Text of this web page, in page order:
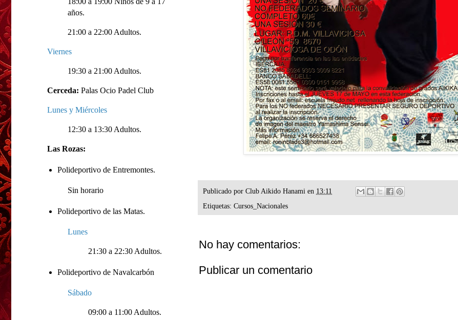
Publicado por Club Aikido Hanami en 13:11
Etiquetas: Cursos_Nacionales
No hay comentarios:
Publicar un comentario
años.
21:00 a 22:00 Adultos.
Viernes
19:30 a 21:00 Adultos.
Cerceda: Palas Ocio Padel Club
Lunes y Miércoles
12:30 a 13:30 Adultos.
Las Rozas:
Polideportivo de Entremontes.
Sin horario
Polideportivo de las Matas.
Lunes
21:30 a 22:30 Adultos.
Polideportivo de Navalcarbón
Sábado
09:00 a 11:00 Adultos.